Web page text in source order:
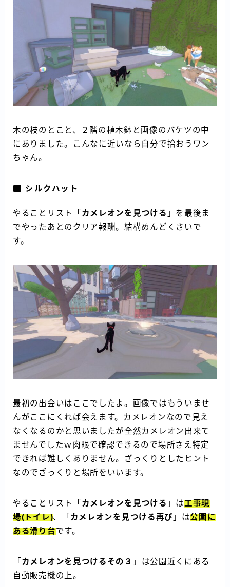
木の枝のとこと、２階の植木鉢と画像のバケツの中
にありました。こんなに近いなら自分で拾おうワン
ちゃん。
シルクハット
やることリスト「 カメレオンを見つける 」を最後ま
でやったあとのクリア報酬。結構めんどくさいで
す。
最初の出会いはここでしたよ。画像ではもういませ
んがここにくれば会えます。カメレオンなので見え
なくなるのかと思いましたが全然カメレオン出来て
ませんでしたｗ肉眼で確認できるので場所さえ特定
できれば難しくありません。ざっくりとしたヒント
なのでざっくりと場所をいいます。
やることリスト「 カメレオンを見つける 」は工事現
場(トイレ)、「 カメレオンを見つける再び 」は公園に
ある滑り台です。
「 カメレオンを見つけるその３ 」は公園近くにある
自動販売機の上。